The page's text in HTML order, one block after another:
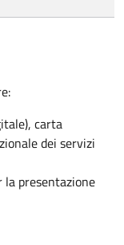
carta
dei servizi
presentazione